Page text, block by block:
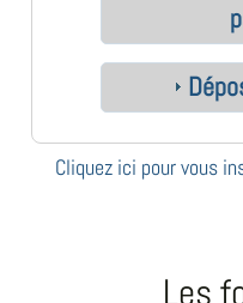
Cliquez ici pour vous
Les